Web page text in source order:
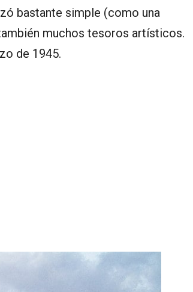
bastante simple (como una
muchos tesoros artísticos.
de 1945.